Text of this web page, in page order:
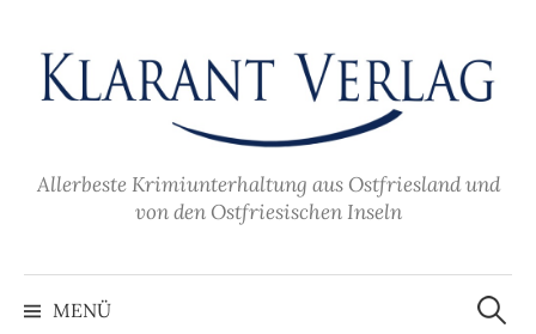
Inhalt
überspringen
Allerbeste Krimiunterhaltung aus Ostfriesland und
von den Ostfriesischen Inseln
MENÜ
Suche
nach: